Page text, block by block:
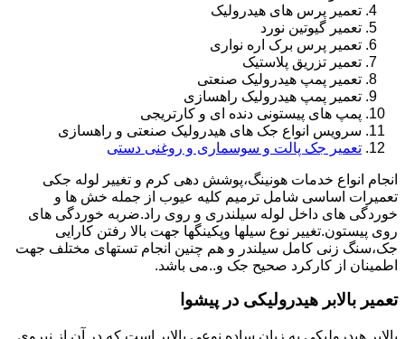
تعمیر پرس های هیدرولیک
تعمیر گیوتین نورد
تعمیر پرس برک اره نواری
تعمیر تزریق پلاستیک
تعمیر پمپ هیدرولیک صنعتی
تعمیر پمپ هیدرولیک راهسازی
پمپ های پیستونی دنده ای و کارتریجی
سرویس انواع جک های هیدرولیک صنعتی و راهسازی
تعمیر جک پالت و سوسماری و روغنی دستی
انجام انواع خدمات هونینگ،پوشش دهی کرم و تغییر لوله جکی
تعمیرات اساسی شامل ترمیم کلیه عیوب از جمله خش ها و
خوردگی های داخل لوله سیلندری و روی راد.ضربه خوردگی های
روی پیستون.تغییر نوع سیلها وپکینگها جهت بالا رفتن کارایی
جک،سنگ زنی کامل سیلندر و هم چنین انجام تستهای مختلف جهت
اطمینان از کارکرد صحیح جک و..می باشد.
تعمیر بالابر هیدرولیکی در پیشوا
بالابر هیدرولیکی به زبان ساده نوعی بالابر است که در آن از نیروی